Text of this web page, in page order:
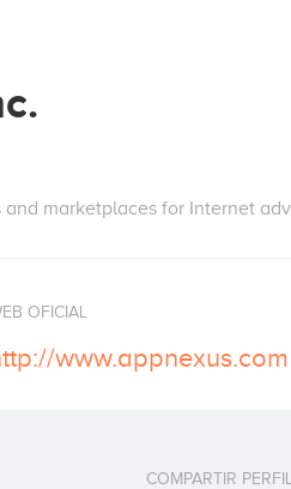
marketplaces for Internet
OFICIAL
www.appnexus.com
COMPARTIR